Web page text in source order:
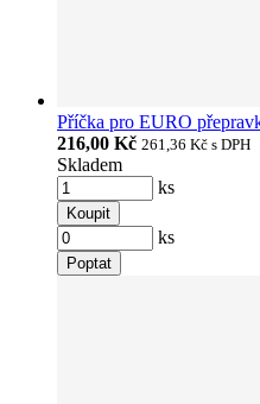
Příčka pro EURO
216,00 Kč 261,36 Kč s DPH
Skladem
ks
Koupit
ks
Poptat